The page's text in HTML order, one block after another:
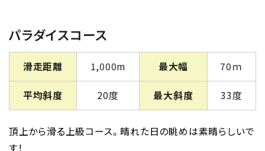
パラダイスコース
滑走距離 1,000m 最大幅 70ｍ
平均斜度 20度 最大斜度 33度
頂上から滑る上級コース。晴れた日の眺めは素晴らしいで
す！